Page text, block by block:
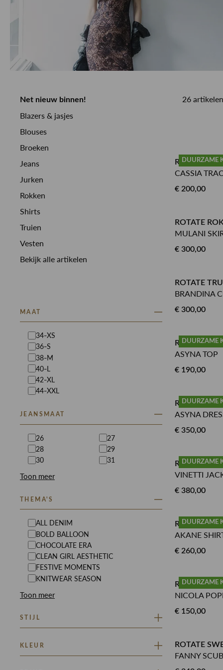
CUSTOMER CARE
Net nieuw binnen!
Blazers & jasjes
Blouses
Broeken
Jeans
Jurken
Rokken
Shirts
Truien
Vesten
Bekijk alle artikelen
MAAT
34-XS
36-S
38-M
40-L
42-XL
44-XXL
JEANSMAAT
26
27
28
29
30
31
Toon meer
THEMA'S
ALL DENIM
BOLD BALLOON
CHOCOLATE ERA
CLEAN GIRL AESTHETIC
FESTIVE MOMENTS
KNITWEAR SEASON
Toon meer
STIJL
RINSMA ONTREND
KLEUR
26 artikelen
DUURZAME
ROTATE
CASSIA
€ 200,00
ROTATE
MULANI
€ 300,00
ROTATE TRUI
BRANDINA
€ 300,00
DUURZAME
ROTATE TOP
ASYNA TOP
€ 190,00
DUURZAME
ROTATE
ASYNA
€ 350,00
DUURZAME
ROTATE
VINETTI
€ 380,00
DUURZAME
ROTATE
AKANE
€ 260,00
DUURZAME
ROTATE
NICOLA
€ 150,00
ROTATE
FANNY